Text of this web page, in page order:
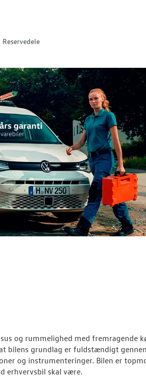
Reservedele
og rummelighed med fremragende
bilens grundlag er fuldstændigt
og instrumenteringer. Bilen er
erhvervsbil skal være.